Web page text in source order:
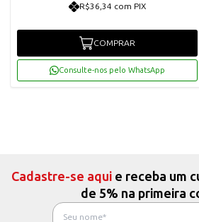
R$36,34 com PIX
COMPRAR
Consulte-nos pelo WhatsApp
Cadastre-se aqui e receba um
de 5% na primeira